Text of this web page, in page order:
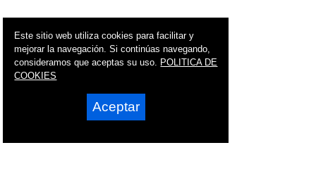
Este sitio web utiliza cookies para facilitar y
mejorar la navegación. Si continúas navegando,
consideramos que aceptas su uso. POLITICA DE
COOKIES
Aceptar